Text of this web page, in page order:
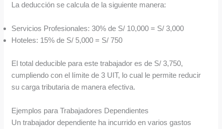
La deducción se calcula de la siguiente manera:
Servicios Profesionales: 30% de S/ 10,000 = S/ 3,000
Hoteles: 15% de S/ 5,000 = S/ 750
El total deducible para este trabajador es de S/ 3,750,
cumpliendo con el límite de 3 UIT, lo cual le permite reducir
su carga tributaria de manera efectiva.
Ejemplos para Trabajadores Dependientes
Un trabajador dependiente ha incurrido en varios gastos